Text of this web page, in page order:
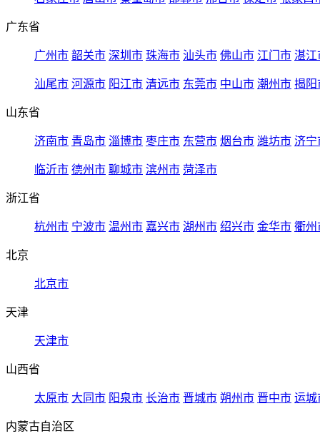
广东省
广州市 韶关市 深圳市 珠海市 汕头市 佛山市 江门市 湛江
汕尾市 河源市 阳江市 清远市 东莞市 中山市 潮州市 揭阳
山东省
济南市 青岛市 淄博市 枣庄市 东营市 烟台市 潍坊市 济宁
临沂市 德州市 聊城市 滨州市 菏泽市
浙江省
杭州市 宁波市 温州市 嘉兴市 湖州市 绍兴市 金华市 衢州
北京
北京市
天津
天津市
山西省
太原市 大同市 阳泉市 长治市 晋城市 朔州市 晋中市 运城
内蒙古自治区